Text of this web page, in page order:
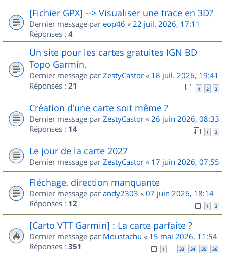
[Fichier GPX] --> Visualiser une trace en 3D?
Dernier message par eop46 « 22 juil. 2026, 17:11
Réponses : 4
Un site pour les cartes gratuites IGN BD
Topo Garmin.
Dernier message par ZestyCastor « 18 juil. 2026, 19:41
Réponses : 21 1 2 3
Création d'une carte soit même ?
Dernier message par ZestyCastor « 26 juin 2026, 08:33
Réponses : 14 1 2
Le jour de la carte 2027
Dernier message par ZestyCastor « 17 juin 2026, 07:55
Fléchage, direction manquante
Dernier message par andy2303 « 07 juin 2026, 18:14
Réponses : 12 1 2
[Carto VTT Garmin] : La carte parfaite ?
Dernier message par Moustachu « 15 mai 2026, 11:54
Réponses : 351 1 … 33 34 35 36